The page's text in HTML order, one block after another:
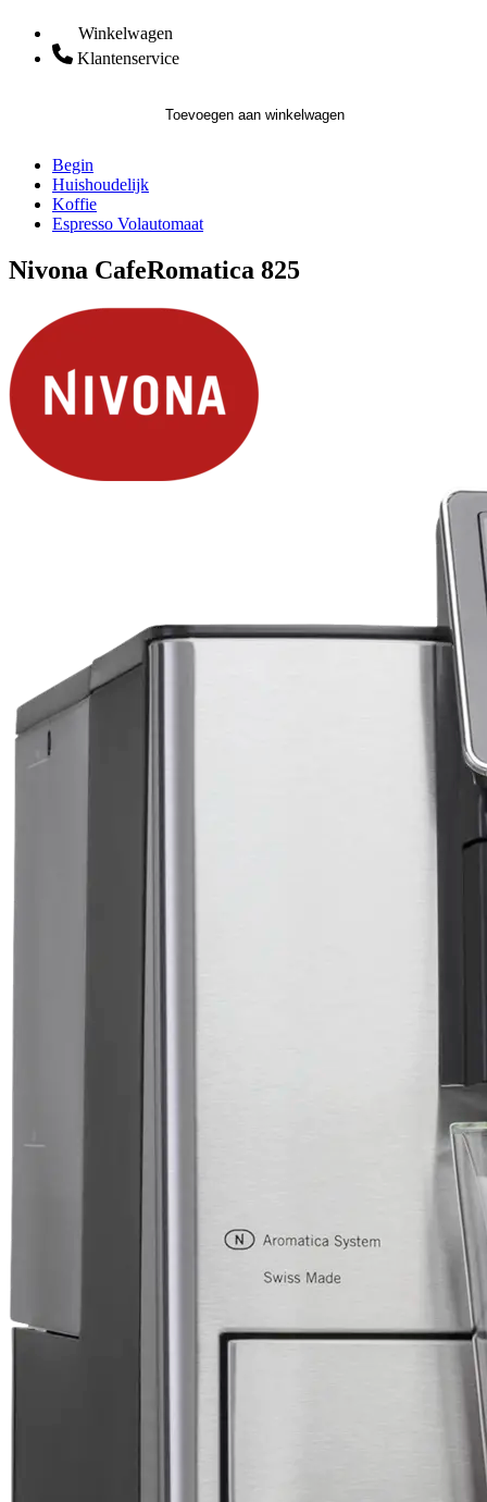
Winkelwagen
Klantenservice
Toevoegen aan winkelwagen
Begin
Huishoudelijk
Koffie
Espresso Volautomaat
Nivona CafeRomatica 825